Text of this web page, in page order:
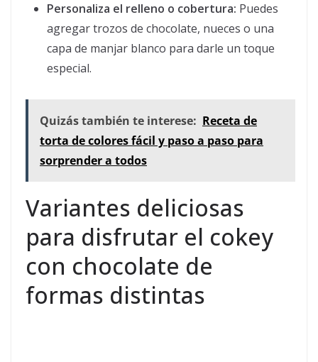
Personaliza el relleno o cobertura: Puedes
agregar trozos de chocolate, nueces o una
capa de manjar blanco para darle un toque
especial.
Quizás también te interese: Receta de
torta de colores fácil y paso a paso para
sorprender a todos
Variantes deliciosas
para disfrutar el cokey
con chocolate de
formas distintas